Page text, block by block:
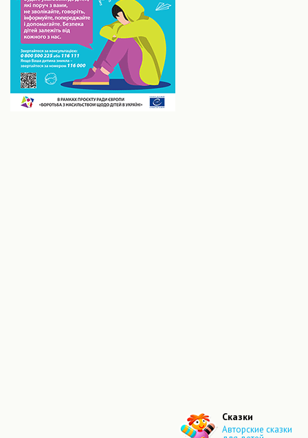
Сказки
Авторские сказки